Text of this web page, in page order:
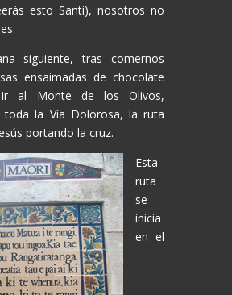
esto Santi), nosotros no
siguiente, tras comernos
ensaimadas de chocolate
ir al Monte de los Olivos,
toda la Vía Dolorosa, la ruta
portando la cruz.
Esta
ruta
se
inicia
en el